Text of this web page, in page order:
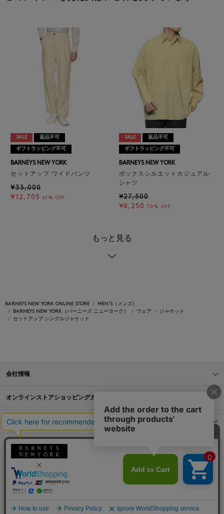
SALE 返品不可
ギフトラッピング不可
BARNEYS NEW YORK
セットアップ ワイドパンツ
¥33,000
¥12,705
61% OFF
SALE 返品不可
ギフトラッピング不可
BARNEYS NEW YORK
ボックスシルエットカジュアル
シャツ
¥27,500
¥8,250 70% OFF
もっと見る
BARNEYS NEW YORK ONLINE STORE
MEN'S（メンズ）
BARNEYS NEW YORK（バーニーズ ニューヨーク）
ウェア
ジャケット
セットアップ シングルジャケット
会社情報
オンラインストアショッピングガイド
店舗情報
サービス
BLOG